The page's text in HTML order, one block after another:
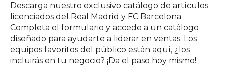
Descarga nuestro exclusivo catálogo de artículos
licenciados del Real Madrid y FC Barcelona.
Completa el formulario y accede a un catálogo
diseñado para ayudarte a liderar en ventas. Los
equipos favoritos del público están aquí, ¿los
incluirás en tu negocio? ¡Da el paso hoy mismo!